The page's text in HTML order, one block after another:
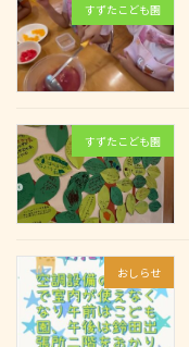
すずたこども園
すずたこども園
おしらせ